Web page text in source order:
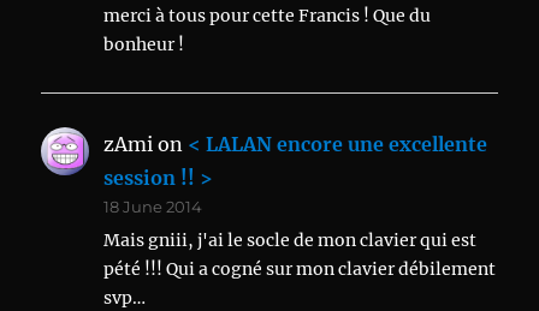
merci à tous pour cette Francis ! Que du
bonheur !
zAmi on < LALAN encore une excellente
session !! >
18 June 2014
Mais gniii, j'ai le socle de mon clavier qui est
pété !!! Qui a cogné sur mon clavier débilement
svp…